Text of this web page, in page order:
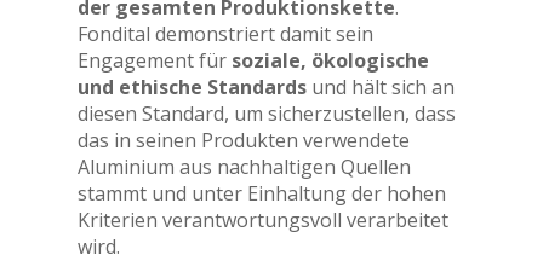
der gesamten Produktionskette.
Fondital demonstriert damit sein
Engagement für soziale, ökologische
und ethische Standards und hält sich an
diesen Standard, um sicherzustellen, dass
das in seinen Produkten verwendete
Aluminium aus nachhaltigen Quellen
stammt und unter Einhaltung der hohen
Kriterien verantwortungsvoll verarbeitet
wird.